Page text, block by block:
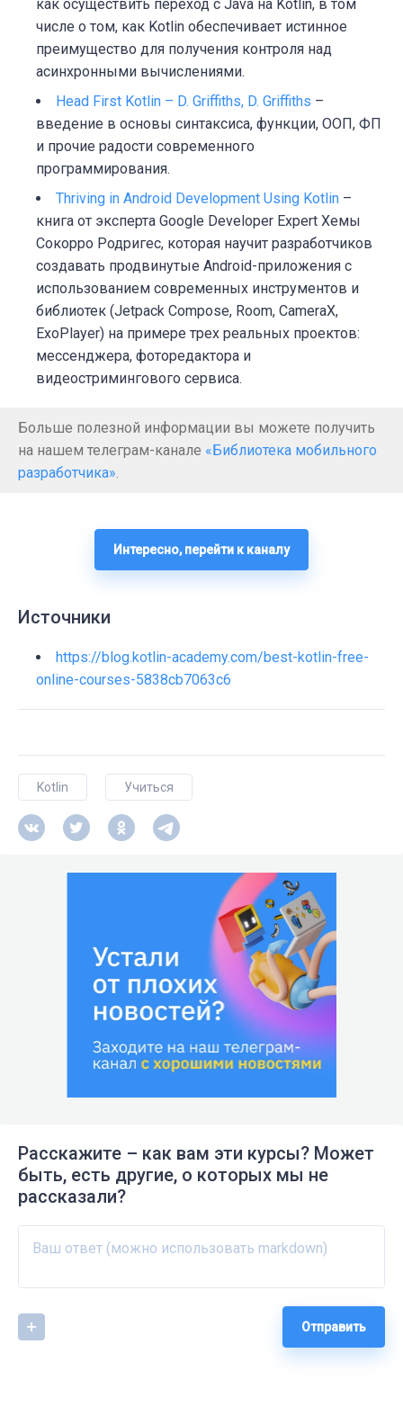
как осуществить переход с Java на Kotlin, в том
числе о том, как Kotlin обеспечивает истинное
преимущество для получения контроля над
асинхронными вычислениями.
Head First Kotlin – D. Griffiths, D. Griffiths –
введение в основы синтаксиса, функции, ООП, ФП
и прочие радости современного
программирования.
Thriving in Android Development Using Kotlin –
книга от эксперта Google Developer Expert Хемы
Сокорро Родригес, которая научит разработчиков
создавать продвинутые Android-приложения с
использованием современных инструментов и
библиотек (Jetpack Compose, Room, CameraX,
ExoPlayer) на примере трех реальных проектов:
мессенджера, фоторедактора и
видеостримингового сервиса.
Больше полезной информации вы можете получить
на нашем телеграм-канале «Библиотека мобильного
разработчика».
Интересно, перейти к каналу
Источники
https://blog.kotlin-academy.com/best-kotlin-free-
online-courses-5838cb7063c6
Kotlin Учиться
Расскажите – как вам эти курсы? Может
быть, есть другие, о которых мы не
рассказали?
Отправить